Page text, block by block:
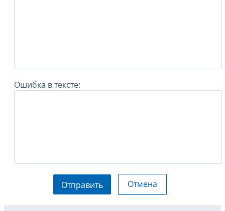
Ошибка в тексте:
Отправить Отмена